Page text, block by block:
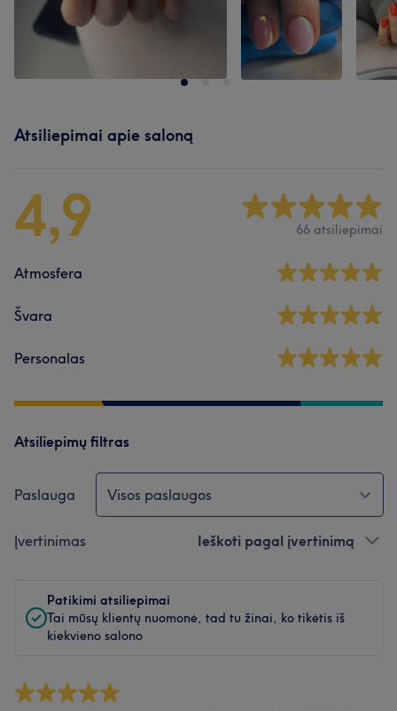
Atsiliepimai apie saloną
4,9 66 atsiliepimai
Atmosfera
Švara
Personalas
Atsiliepimų filtras
Paslauga Visos paslaugos
Įvertinimas Ieškoti pagal įvertinimą
Patikimi atsiliepimai
Tai mūsų klientų nuomonė, tad tu žinai, ko tikėtis iš
kiekvieno salono